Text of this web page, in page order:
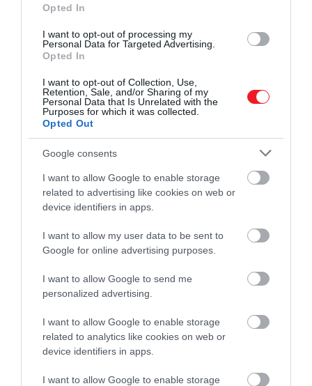
Opted In
I want to opt-out of processing my
Personal Data for Targeted Advertising.
Opted In
I want to opt-out of Collection, Use,
Retention, Sale, and/or Sharing of my
Personal Data that Is Unrelated with the
Purposes for which it was collected.
Opted Out
Google consents
I want to allow Google to enable storage
related to advertising like cookies on web or
device identifiers in apps.
I want to allow my user data to be sent to
Google for online advertising purposes.
I want to allow Google to send me
personalized advertising.
I want to allow Google to enable storage
related to analytics like cookies on web or
device identifiers in apps.
I want to allow Google to enable storage
A barátságkarkötőkkel és rózsákkal való átverés
a csaló egyszer csak ott terem a turista előtt egy
karkötővel vagy rózsával, és valamelyiket odaadja
ajándékba
zaklatni kezdi az áldozatot, és felszólítja, hogy
fizessen érte. Persze ez csak puszta elterelés,
ugyanis közben a lesben álló társa pillanatok alatt
kizsebeli a zavarban lévő turistát.
egyszerűenelsétálunk. Ne vigyünk magunkkal
semmit, amire nincs szükségünk, és ne
keveredjünk beszélgetésekbe, mert az elterelheti a
figyelmünket. Ha a csalót figyelmen kívül hagyjuk
ő sem fogja ránk pazarolni az idejét, egyszer csak
odébb fog állni.
Figyelmedbe ajánljuk!5 átverés a